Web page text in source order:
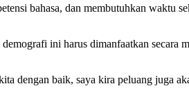
bahasa, dan membutuhkan waktu
ini harus dimanfaatkan
dengan baik, saya kira peluang juga